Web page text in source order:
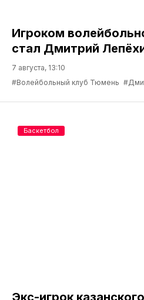
Игроком
стал Дмитрий
7 августа, 13:10
#Волейбольный клуб Тюмень
Экс-игрок
Баскетбол